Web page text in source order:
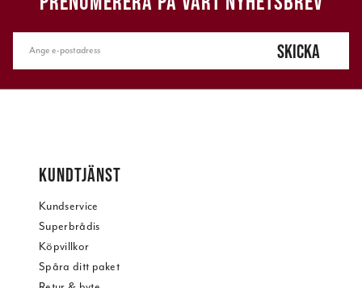
SKICKA
KUNDTJÄNST
Kundservice
Superbrådis
Köpvillkor
Spåra ditt paket